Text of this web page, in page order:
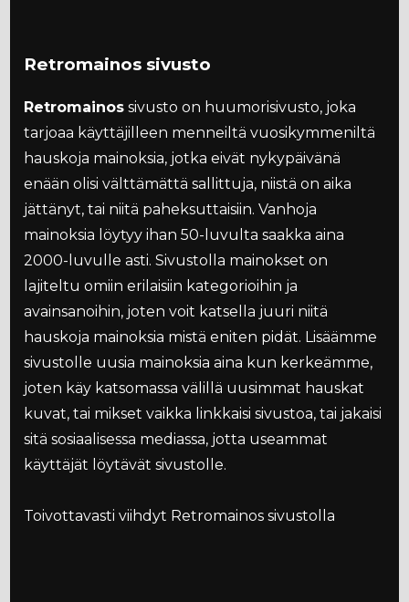
Retromainos sivusto
Retromainos sivusto on huumorisivusto, joka
tarjoaa käyttäjilleen menneiltä vuosikymmeniltä
hauskoja mainoksia, jotka eivät nykypäivänä
enään olisi välttämättä sallittuja, niistä on aika
jättänyt, tai niitä paheksuttaisiin. Vanhoja
mainoksia löytyy ihan 50-luvulta saakka aina
2000-luvulle asti. Sivustolla mainokset on
lajiteltu omiin erilaisiin kategorioihin ja
avainsanoihin, joten voit katsella juuri niitä
hauskoja mainoksia mistä eniten pidät. Lisäämme
sivustolle uusia mainoksia aina kun kerkeämme,
joten käy katsomassa välillä uusimmat hauskat
kuvat, tai mikset vaikka linkkaisi sivustoa, tai jakaisi
sitä sosiaalisessa mediassa, jotta useammat
käyttäjät löytävät sivustolle.
Toivottavasti viihdyt Retromainos sivustolla